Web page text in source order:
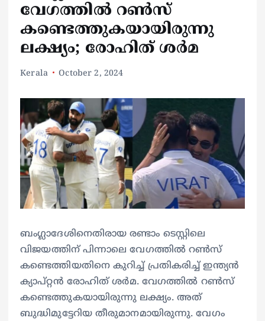
വേഗത്തില്‍ റണ്‍സ്
കണ്ടെത്തുകയായിരുന്നു
ലക്ഷ്യം; രോഹിത് ശർമ
Kerala October 2, 2024
ബംഗ്ലാദേശിനെതിരായ രണ്ടാം ടെസ്റ്റിലെ
വിജയത്തിന് പിന്നാലെ വേഗത്തില്‍ റണ്‍സ്
കണ്ടെത്തിയതിനെ കുറിച്ച് പ്രതികരിച്ച് ഇന്ത്യൻ
ക്യാപ്റ്റൻ രോഹിത് ശർമ. വേഗത്തില്‍ റണ്‍സ്
കണ്ടെത്തുകയായിരുന്നു ലക്ഷ്യം. അത്
ബുദ്ധിമുട്ടേറിയ തീരുമാനമായിരുന്നു. വേഗം